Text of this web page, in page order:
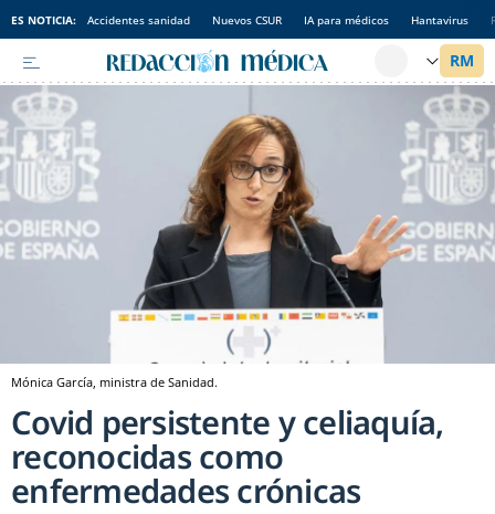
ES NOTICIA: Accidentes sanidad Nuevos CSUR IA para médicos Hantavirus
Mónica García, ministra de Sanidad.
Covid persistente y celiaquía,
reconocidas como
enfermedades crónicas